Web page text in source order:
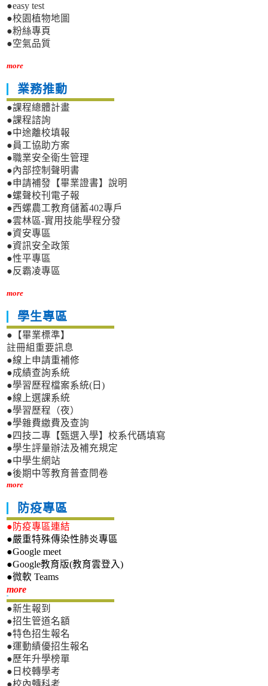
●easy test
●校園植物地圖
●粉絲專頁
●空氣品質
more
業務推動
●課程總體計畫
●課程諮詢
●中途離校填報
●員工協助方案
●職業安全衛生管理
●內部控制聲明書
●申請補發【畢業證書】說明
●螺聲校刊電子報
●西螺農工教育儲蓄402專戶
●雲林區-實用技能學程分發
●資安專區
●資訊安全政策
●性平專區
●反霸凌專區
more
學生專區
●【畢業標準】
註冊組重要訊息
●線上申請重補修
●成績查詢系統
●學習歷程檔案系統(日)
●線上選課系統
●學習歷程（夜）
●學雜費繳費及查詢
●四技二專【甄選入學】校系代碼填寫
●學生評量辦法及補充規定
●中學生網站
●後期中等教育普查問卷
more
防疫專區
●防疫專區連結
●嚴重特殊傳染性肺炎專區
●Google meet
●Google教育版(教育雲登入)
●微軟 Teams
more新生專區
●新生報到
●招生管道名額
●特色招生報名
●運動績優招生報名
●歷年升學榜單
●日校轉學考
●校內轉科考